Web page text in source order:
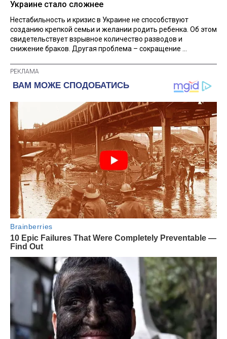
Украине стало сложнее
Нестабильность и кризис в Украине не способствуют
созданию крепкой семьи и желании родить ребенка. Об этом
свидетельствует взрывное количество разводов и
снижение браков. Другая проблема – сокращение ...